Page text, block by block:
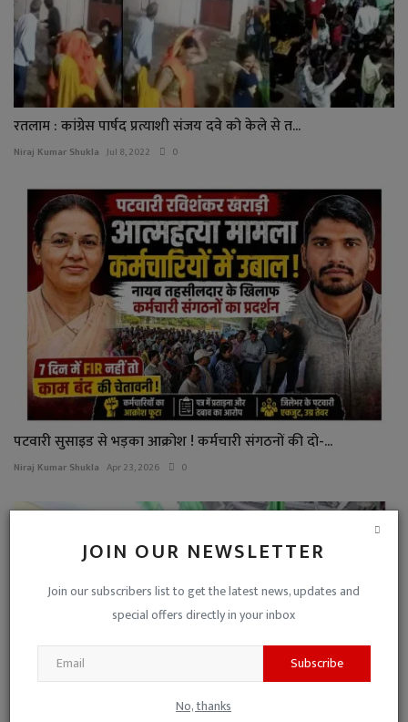
JOIN OUR NEWSLETTER
Join our subscribers list to get the latest news, updates and
special offers directly in your inbox
Subscribe
No, thanks
रतलाम : कांग्रेस पार्षद प्रत्याशी संजय दवे को केले से त...
Niraj Kumar Shukla Jul 8, 2022 0
पटवारी सुसाइड से भड़का आक्रोश ! कर्मचारी संगठनों की दो-...
Niraj Kumar Shukla Apr 23, 2026 0